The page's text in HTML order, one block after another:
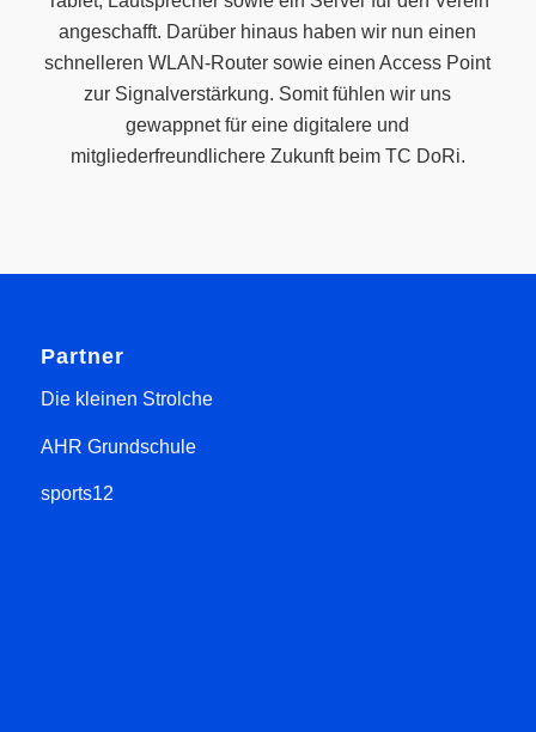
angeschafft. Darüber hinaus haben wir nun einen
schnelleren WLAN-Router sowie einen Access Point
zur Signalverstärkung. Somit fühlen wir uns
gewappnet für eine digitalere und
mitgliederfreundlichere Zukunft beim TC DoRi.
Partner
Die kleinen Strolche
AHR Grundschule
sports12